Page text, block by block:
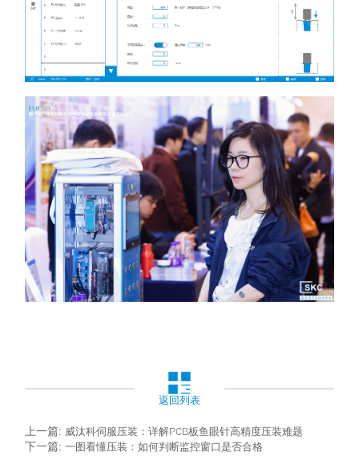
返回列表
上一篇: 威汰科伺服压装：详解PCB板鱼眼针高精度压装难题
下一篇: 一图看懂压装：如何判断监控窗口是否合格